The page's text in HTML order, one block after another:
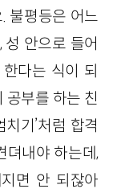
불평등은 어느
안으로 들어
다는 식이 되
공부를 하는 친
기’처럼 합격
뎌내야 하는데,
면 안 되잖아